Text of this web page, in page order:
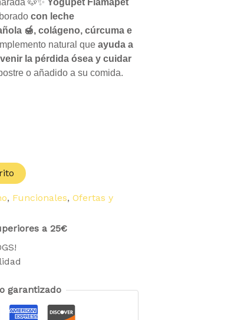
🐶✨Yogupet Flamapet
con leche
🍯, colágeno, cúrcuma e
natural queayuda a
la pérdida ósea y cuidar
o añadido a su comida.
, Funcionales,Ofertas y
a 25€
garantizado